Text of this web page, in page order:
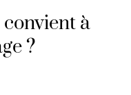
à
?